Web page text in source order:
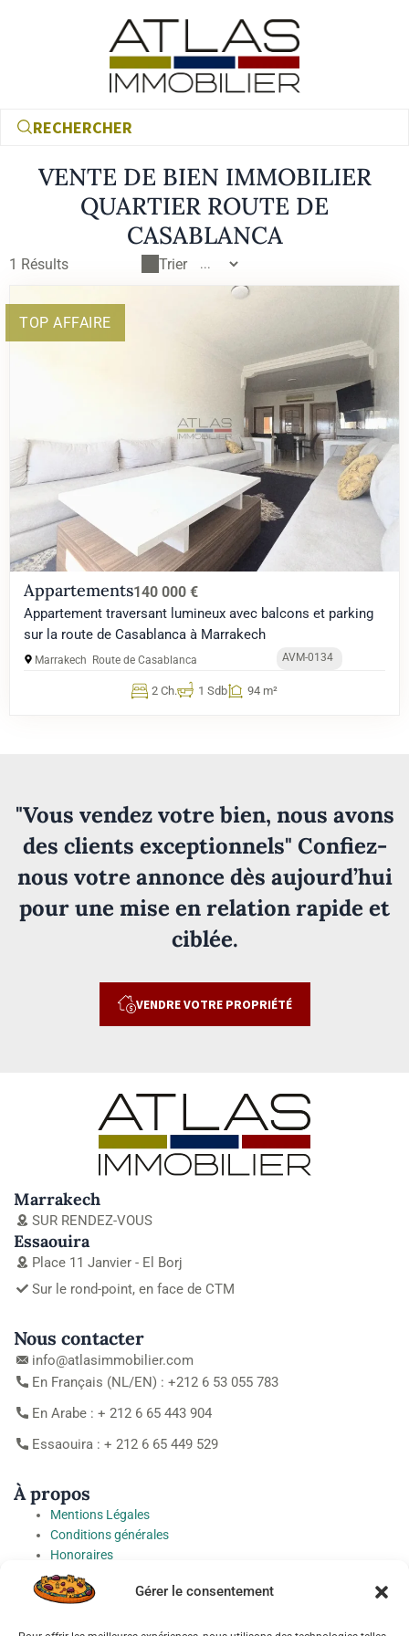
Gérer le consentement
RECHERCHER
€
VENTE DE BIEN IMMOBILIER
QUARTIER ROUTE DE
CASABLANCA
1 Résults Trier
TOP AFFAIRE
Appartements140 000 €
Appartement traversant lumineux avec balcons et parking
sur la route de Casablanca à Marrakech
Marrakech Route de Casablanca AVM-0134
2 Ch. 1 Sdb 94 m²
"Vous vendez votre bien, nous avons
des clients exceptionnels" Confiez-
nous votre annonce dès aujourd’hui
pour une mise en relation rapide et
ciblée.
VENDRE VOTRE PROPRIÉTÉ
Marrakech
SUR RENDEZ-VOUS
Essaouira
Place 11 Janvier - El Borj
Sur le rond-point, en face de CTM
Nous contacter
info@atlasimmobilier.com
En Français (NL/EN) : +212 6 53 055 783
En Arabe : + 212 6 65 443 904
Essaouira : + 212 6 65 449 529
À propos
Mentions Légales
Conditions générales
Honoraires
Charte de protection des Données à caractère personnel
Préférences cookies